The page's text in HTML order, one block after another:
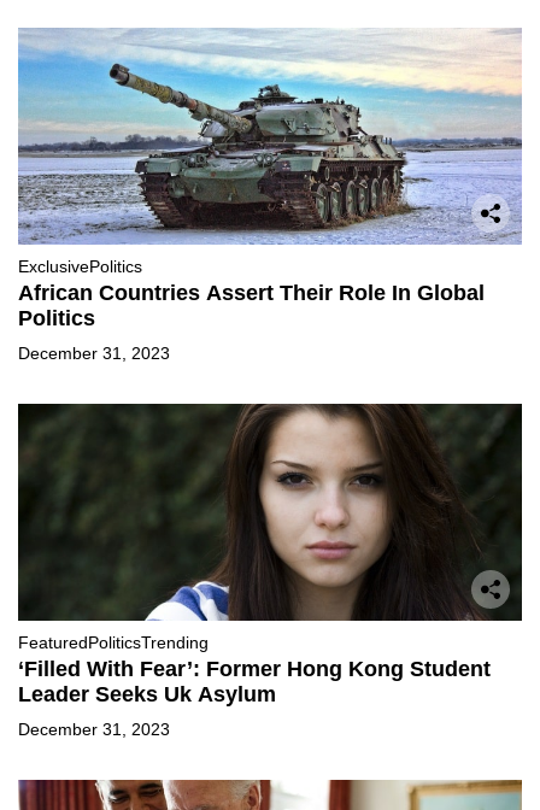
ExclusivePolitics
African Countries Assert Their Role In Global
Politics
December 31, 2023
FeaturedPoliticsTrending
‘Filled With Fear’: Former Hong Kong Student
Leader Seeks Uk Asylum
December 31, 2023